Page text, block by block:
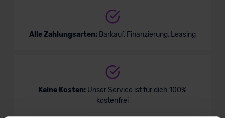
Alle Zahlungsarten: Barkauf, Finanzierung, Leasing
Keine Kosten: Unser Service ist für dich 100%
kostenfrei